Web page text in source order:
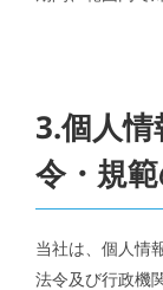
3.個人
令・規
当社は、個人情
法令及び行政機